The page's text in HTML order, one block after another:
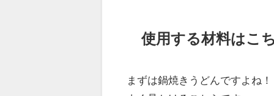
使用する材料はこ
まずは鍋焼きうどんですよね！